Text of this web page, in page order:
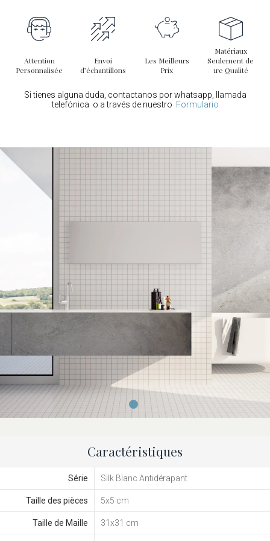
Attention
Personnalisée
Envoi
d’échantillons
Les Meilleurs
Prix
Matériaux
Seulement de
1re Qualité
Si tienes alguna duda, contactanos por whatsapp, llamada
telefónica o a través de nuestro Formulario
Caractéristiques
Série Silk Blanc Antidérapant
Taille des pièces 5x5 cm
Taille de Maille 31x31 cm